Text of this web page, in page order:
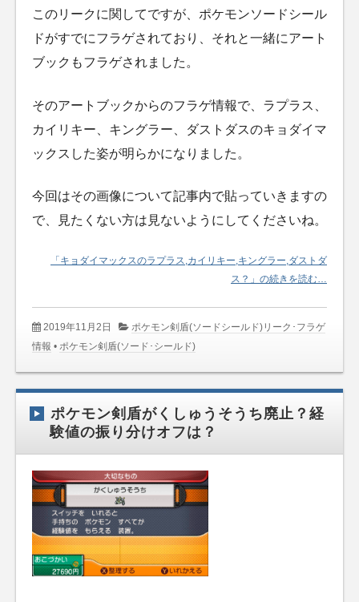
このリークに関してですが、ポケモンソードシール
ドがすでにフラゲされており、それと一緒にアート
ブックもフラゲされました。
そのアートブックからのフラゲ情報で、ラプラス、
カイリキー、キングラー、ダストダスのキョダイマ
ックスした姿が明らかになりました。
今回はその画像について記事内で貼っていきますの
で、見たくない方は見ないようにしてくださいね。
「キョダイマックスのラプラス,カイリキー,キングラー,ダストダ
ス？」の続きを読む…
2019年11月2日
ポケモン剣盾(ソードシールド)リーク･フラゲ
情報 • ポケモン剣盾(ソード･シールド)
ポケモン剣盾がくしゅうそうち廃止？経
験値の振り分けオフは？